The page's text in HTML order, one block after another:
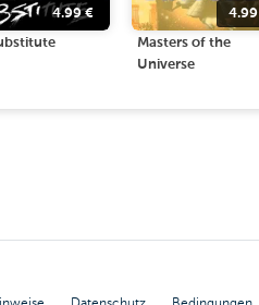
4.99€ 4.99
Masters of the
Universe